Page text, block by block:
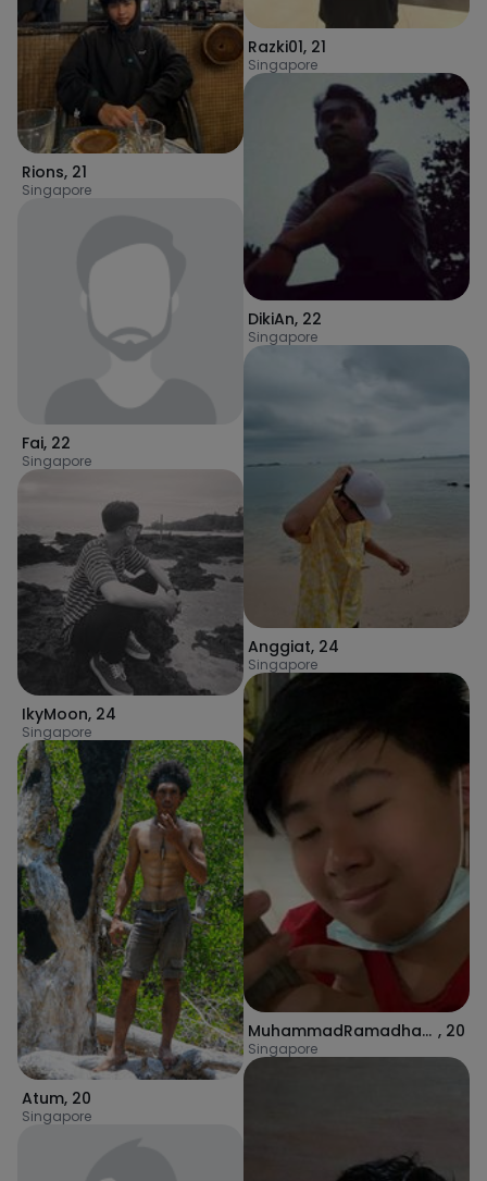
Rions, 21
Singapore
Fai, 22
Singapore
IkyMoon, 24
Singapore
Atum, 20
Singapore
Razki01, 21
Singapore
DikiAn, 22
Singapore
Anggiat, 24
Singapore
MuhammadRamadhan13 , 20
Singapore